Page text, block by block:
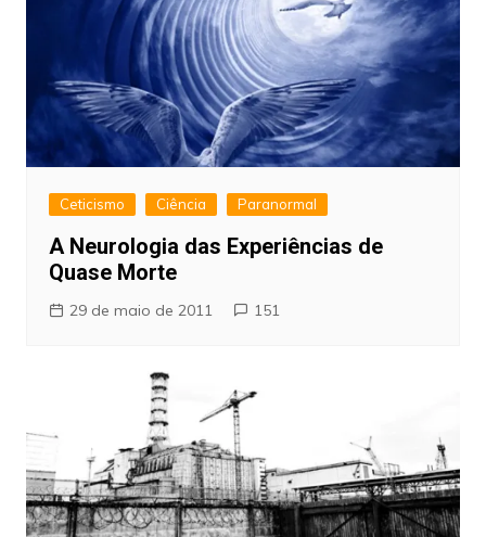
Ceticismo Ciência Paranormal
A Neurologia das Experiências de
Quase Morte
29 de maio de 2011 151